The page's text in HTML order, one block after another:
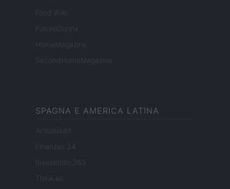
Food Wiki
FuturoDonna
HomeMagazine
SecondHomeMagazine
SPAGNA E AMERICA LATINA
Actualidad
Finanzas 24
Investindo 365
Think.es